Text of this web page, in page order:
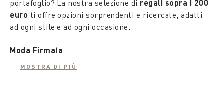
portafoglio? La nostra selezione di regali sopra i 200
euro ti offre opzioni sorprendenti e ricercate, adatti
ad ogni stile e ad ogni occasione.
Moda Firmata
Aggiungere un tocco di stile al guardaroba è facile con
MOSTRA DI PIÙ